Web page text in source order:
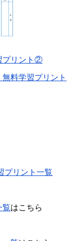
プリント②
料学習プリント
リント一覧
覧はこちら